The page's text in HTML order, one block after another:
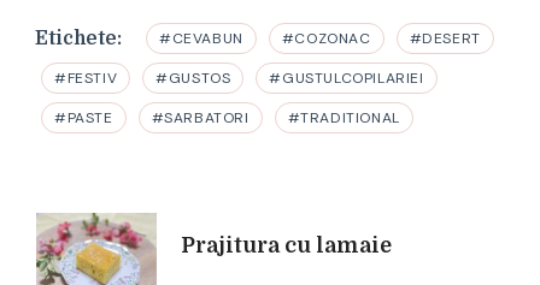
Etichete: #CEVABUN #COZONAC #DESERT
#FESTIV #GUSTOS #GUSTULCOPILARIEI
#PASTE #SARBATORI #TRADITIONAL
Navigare
Prajitura cu lamaie